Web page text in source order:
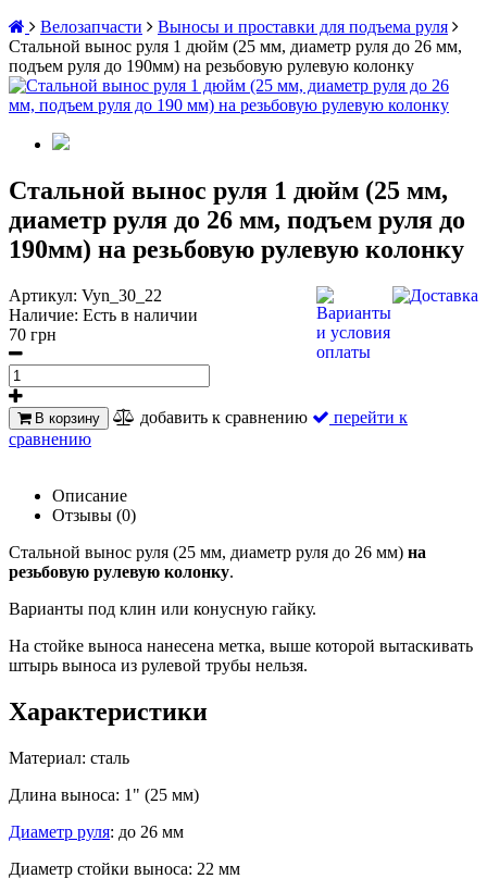
Велозапчасти
Выносы и проставки для подъема руля
Стальной вынос руля 1 дюйм (25 мм, диаметр руля до 26 мм,
подъем руля до 190мм) на резьбовую рулевую колонку
Стальной вынос руля 1 дюйм (25 мм,
диаметр руля до 26 мм, подъем руля до
190мм) на резьбовую рулевую колонку
Артикул: Vyn_30_22
Наличие: Есть в наличии
70 грн
В корзину добавить к сравнению
перейти к
сравнению
Описание
Отзывы (0)
Стальной вынос руля (25 мм, диаметр руля до 26 мм) на
резьбовую рулевую колонку.
Варианты под клин или конусную гайку.
На стойке выноса нанесена метка, выше которой вытаскивать
штырь выноса из рулевой трубы нельзя.
Характеристики
Материал: сталь
Длина выноса: 1" (25 мм)
Диаметр руля: до 26 мм
Диаметр стойки выноса: 22 мм